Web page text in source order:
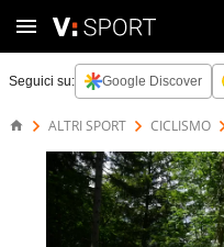
Seguici su: Google Discover
ALTRI SPORT CICLISMO